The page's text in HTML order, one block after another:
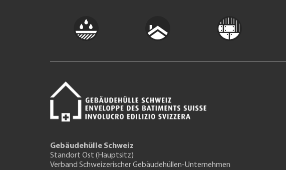
Gebäudehülle Schweiz
Standort Ost (Hauptsitz)
Verband Schweizerischer Gebäudehüllen-Unternehmen